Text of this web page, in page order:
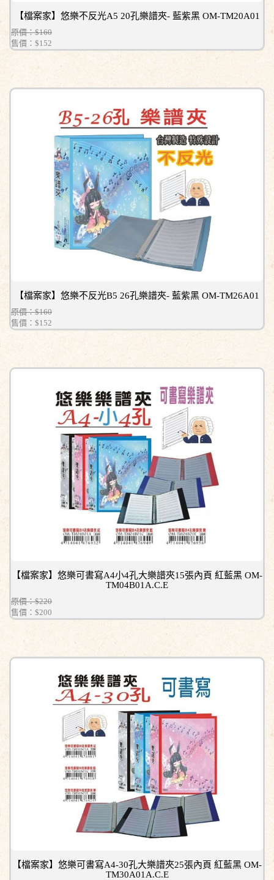
【檔案家】悠樂不反光A5 20孔樂譜夾- 藍紫黑 OM-TM20A01
原價：$160
售價： $152
【檔案家】悠樂不反光B5 26孔樂譜夾- 藍紫黑 OM-TM26A01
原價：$160
售價： $152
【檔案家】悠樂可書寫A4小4孔大樂譜夾15張內頁 紅藍黑 OM-
TM04B01A.C.E
原價：$220
售價： $200
【檔案家】悠樂可書寫A4-30孔大樂譜夾25張內頁 紅藍黑 OM-
TM30A01A.C.E